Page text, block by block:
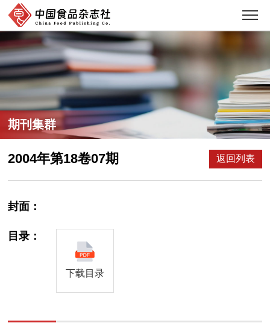
期刊集群
2004年第18卷07期 返回列表
封面：
目录：
下载目录